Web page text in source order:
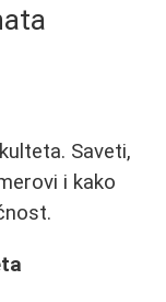
Saveti,
i kako